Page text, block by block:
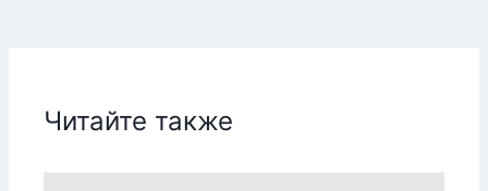
Читайте также